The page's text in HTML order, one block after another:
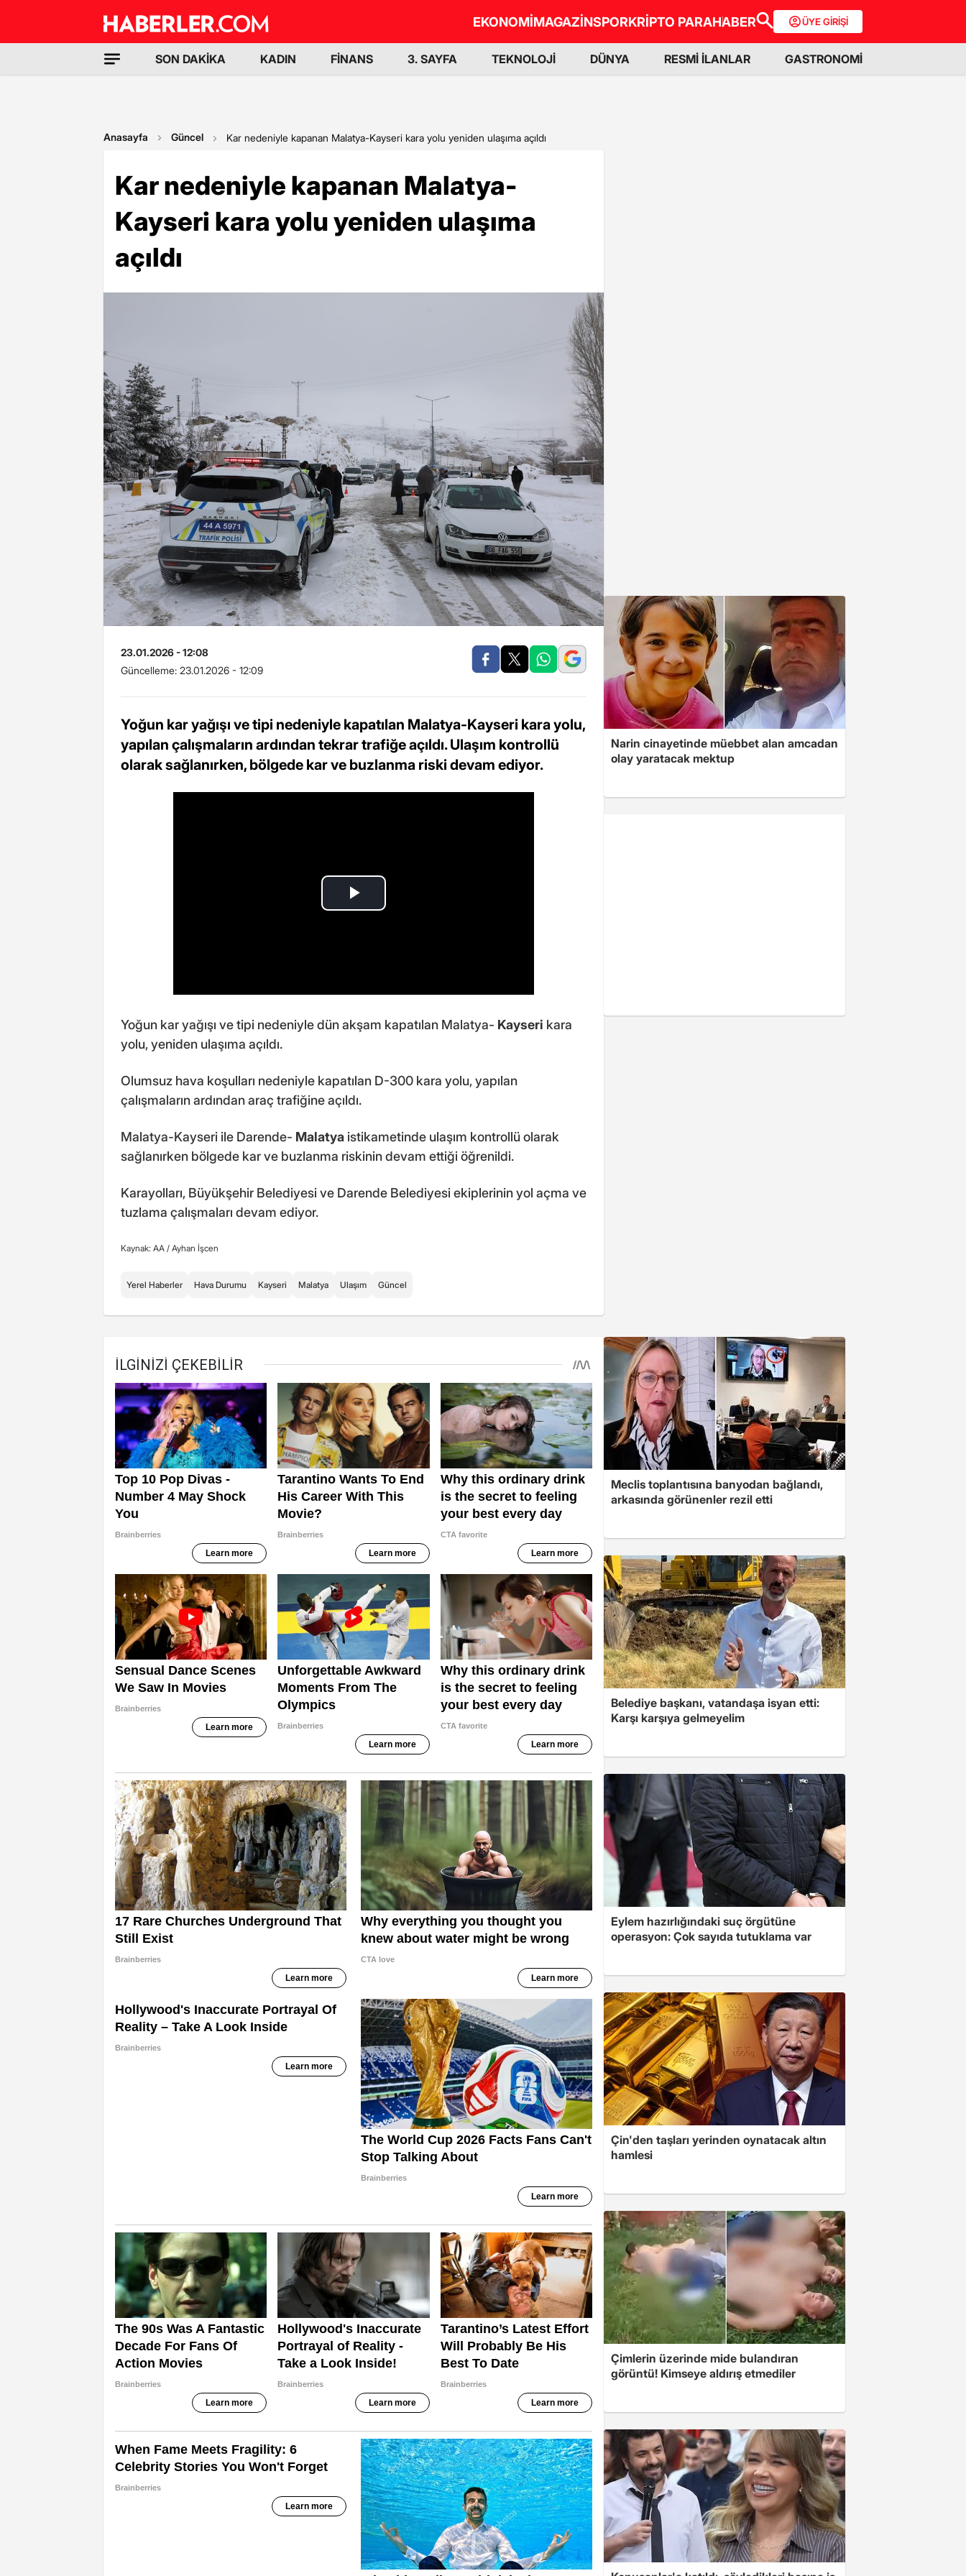
EKONOMİMAGAZİNSPORKRİPTO PARAHABER ÜYE GİRİŞİ
SON DAKİKA KADIN FİNANS 3. SAYFA TEKNOLOJİ DÜNYA RESMİ İLANLAR GASTRONOMİ
Anasayfa Güncel Kar nedeniyle kapanan Malatya-Kayseri kara yolu yeniden ulaşıma açıldı
Kar nedeniyle kapanan Malatya-
Kayseri kara yolu yeniden ulaşıma
açıldı
23.01.2026 - 12:08
Güncelleme: 23.01.2026 - 12:09
Yoğun kar yağışı ve tipi nedeniyle kapatılan Malatya-Kayseri kara yolu,
yapılan çalışmaların ardından tekrar trafiğe açıldı. Ulaşım kontrollü
olarak sağlanırken, bölgede kar ve buzlanma riski devam ediyor.
Yoğun kar yağışı ve tipi nedeniyle dün akşam kapatılan Malatya- Kayseri kara
yolu, yeniden ulaşıma açıldı.
Olumsuz hava koşulları nedeniyle kapatılan D-300 kara yolu, yapılan
çalışmaların ardından araç trafiğine açıldı.
Malatya-Kayseri ile Darende- Malatya istikametinde ulaşım kontrollü olarak
sağlanırken bölgede kar ve buzlanma riskinin devam ettiği öğrenildi.
Karayolları, Büyükşehir Belediyesi ve Darende Belediyesi ekiplerinin yol açma ve
tuzlama çalışmaları devam ediyor.
Kaynak: AA / Ayhan İşcen
Yerel Haberler Hava Durumu Kayseri Malatya Ulaşım Güncel
Narin cinayetinde müebbet alan amcadan
olay yaratacak mektup
Meclis toplantısına banyodan bağlandı,
arkasında görünenler rezil etti
Belediye başkanı, vatandaşa isyan etti:
Karşı karşıya gelmeyelim
Eylem hazırlığındaki suç örgütüne
operasyon: Çok sayıda tutuklama var
Çin'den taşları yerinden oynatacak altın
hamlesi
Çimlerin üzerinde mide bulandıran
görüntü! Kimseye aldırış etmediler